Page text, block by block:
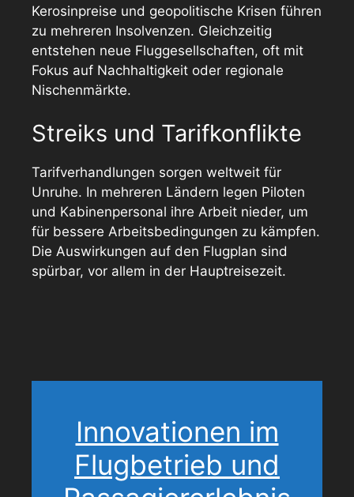
Kerosinpreise und geopolitische Krisen führen
zu mehreren Insolvenzen. Gleichzeitig
entstehen neue Fluggesellschaften, oft mit
Fokus auf Nachhaltigkeit oder regionale
Nischenmärkte.
Streiks und Tarifkonflikte
Tarifverhandlungen sorgen weltweit für
Unruhe. In mehreren Ländern legen Piloten
und Kabinenpersonal ihre Arbeit nieder, um
für bessere Arbeitsbedingungen zu kämpfen.
Die Auswirkungen auf den Flugplan sind
spürbar, vor allem in der Hauptreisezeit.
Innovationen im
Flugbetrieb und